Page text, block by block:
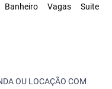
Banheiro
Vagas
Suite
OU LOCAÇÃO COM